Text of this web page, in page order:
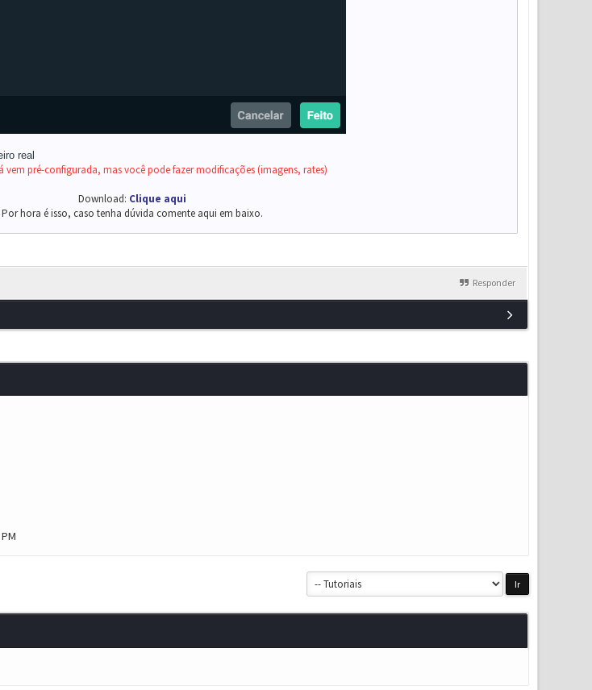
real
vem pré-configurada, mas você pode fazer modificações (imagens, rates)
Download: Clique aqui
Por hora é isso, caso tenha dúvida comente aqui em baixo.
Responder